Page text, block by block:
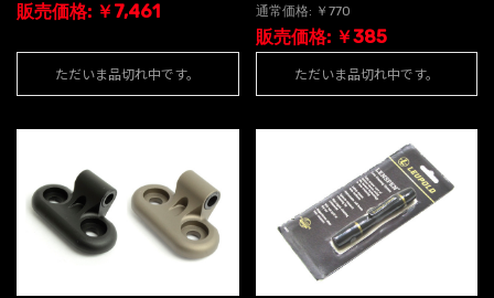
販売価格: ￥7,461
ただいま品切れ中です。
通常価格: ￥770
販売価格: ￥385
ただいま品切れ中です。